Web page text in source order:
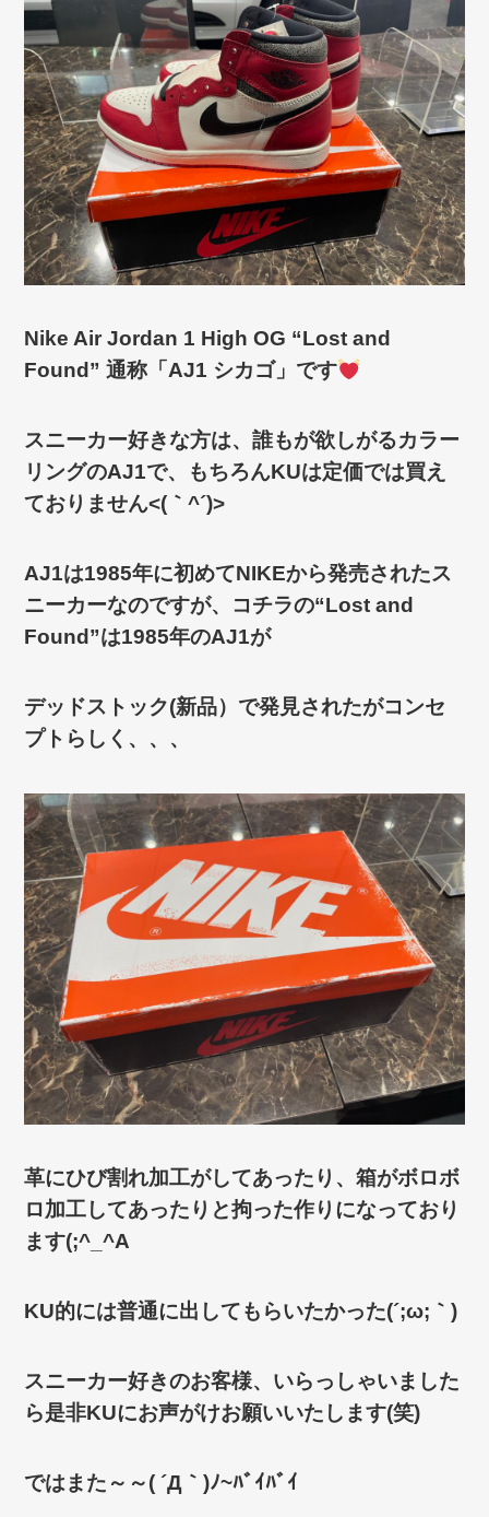
Nike Air Jordan 1 High OG “Lost and
Found” 通称「AJ1 シカゴ」です
スニーカー好きな方は、誰もが欲しがるカラー
リングのAJ1で、もちろんKUは定価では買え
ておりません<(｀^´)>
AJ1は1985年に初めてNIKEから発売されたス
ニーカーなのですが、コチラの“Lost and
Found”は1985年のAJ1が
デッドストック(新品）で発見されたがコンセ
プトらしく、、、
革にひび割れ加工がしてあったり、箱がボロボ
ロ加工してあったりと拘った作りになっており
ます(;^_^A
KU的には普通に出してもらいたかった(´;ω;｀)
スニーカー好きのお客様、いらっしゃいました
ら是非KUにお声がけお願いいたします(笑)
ではまた～～( ´Д｀)ﾉ~ﾊﾞｲﾊﾞｲ